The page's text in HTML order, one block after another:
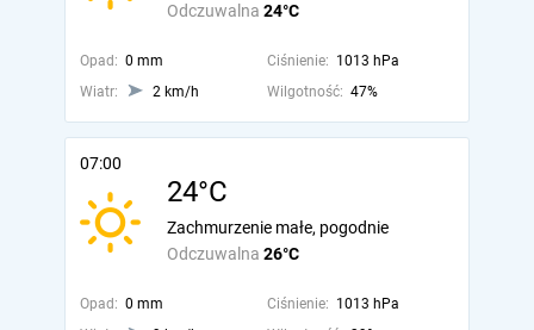
Odczuwalna 24°C
Opad: 0 mm Ciśnienie: 1013 hPa
Wiatr:
2 km/h Wilgotność: 47%
07:00
24°C
Odczuwalna 26°C
Zachmurzenie małe, pogodnie
Opad: 0 mm Ciśnienie: 1013 hPa